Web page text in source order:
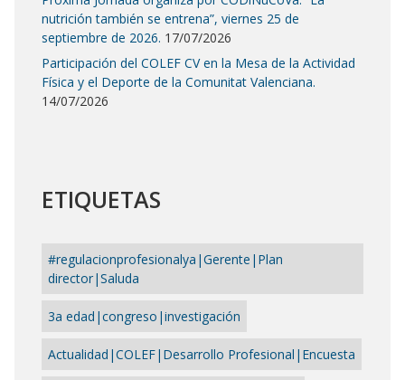
nutrición también se entrena”, viernes 25 de
septiembre de 2026. 17/07/2026
Participación del COLEF CV en la Mesa de la Actividad
Física y el Deporte de la Comunitat Valenciana.
14/07/2026
ETIQUETAS
#regulacionprofesionalya|Gerente|Plan
director|Saluda
3a edad|congreso|investigación
Actualidad|COLEF|Desarrollo Profesional|Encuesta